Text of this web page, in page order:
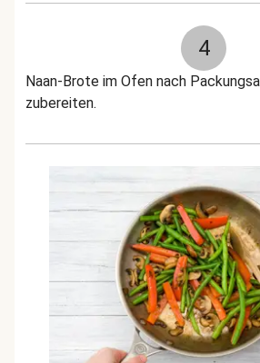
4
Naan-Brote im Ofen nach
zubereiten.